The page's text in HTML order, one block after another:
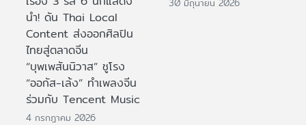
นำ! ดัน Thai Local
Content ส่งออกศิลปิน
ไทยสู่ตลาดจีน
“บุพเพสันนิวาส” ชูโรง
“ออกัส-เล้ง” ทำเพลงจีน
ร่วมกับ Tencent Music
4 กรกฎาคม 2026